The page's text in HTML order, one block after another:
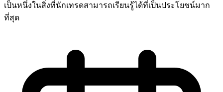
เป็นหนึ่งในสิ่งที่นักเทรดสามารถเรียนรู้ได้ที่เป็นประโยชน์มาก
ที่สุด